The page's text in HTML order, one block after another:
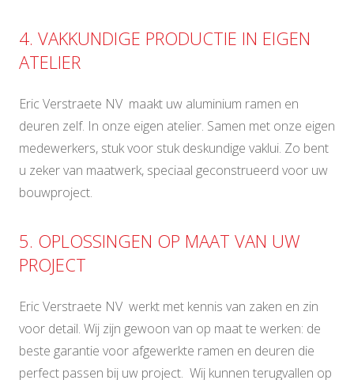
4. VAKKUNDIGE PRODUCTIE IN EIGEN
ATELIER
Eric Verstraete NV maakt uw aluminium ramen en
deuren zelf. In onze eigen atelier. Samen met onze eigen
medewerkers, stuk voor stuk deskundige vaklui. Zo bent
u zeker van maatwerk, speciaal geconstrueerd voor uw
bouwproject.
5. OPLOSSINGEN OP MAAT VAN UW
PROJECT
Eric Verstraete NV werkt met kennis van zaken en zin
voor detail. Wij zijn gewoon van op maat te werken: de
beste garantie voor afgewerkte ramen en deuren die
perfect passen bij uw project. Wij kunnen terugvallen op